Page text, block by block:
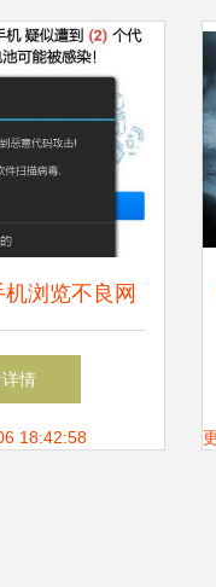
浏览不良网
记录其实没用
情
18:42:58